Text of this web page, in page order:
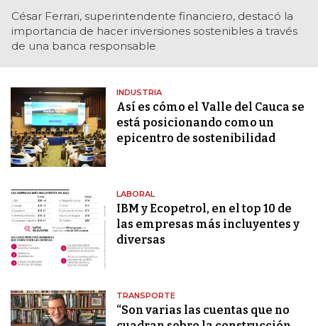
César Ferrari, superintendente financiero, destacó la
importancia de hacer inversiones sostenibles a través
de una banca responsable
INDUSTRIA
Así es cómo el Valle del Cauca se
está posicionando como un
epicentro de sostenibilidad
LABORAL
IBM y Ecopetrol, en el top 10 de
las empresas más incluyentes y
diversas
TRANSPORTE
“Son varias las cuentas que no